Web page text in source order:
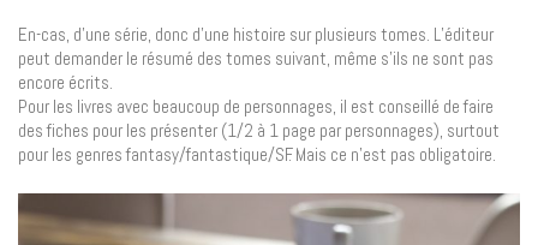
En-cas, d’une série, donc d’une histoire sur plusieurs tomes. L’éditeur
peut demander le résumé des tomes suivant, même s’ils ne sont pas
encore écrits.
Pour les livres avec beaucoup de personnages, il est conseillé de faire
des fiches pour les présenter (1/2 à 1 page par personnages), surtout
pour les genres fantasy/fantastique/SF. Mais ce n’est pas obligatoire.